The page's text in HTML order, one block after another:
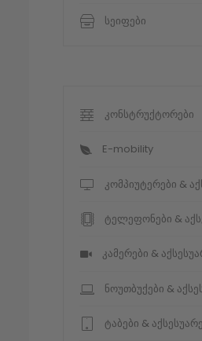
სეიფები
კონსტრუქტორები
E-mobility
კომპიუტერები &
ტელეფონები &
კამერები &
ნოუთბუქები &
ტაბები &